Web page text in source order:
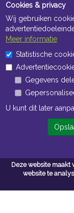
Deze website maakt
website te
Navigatie
Algemene
Privacy
Cookies & privacy
Wij gebruiken
Meer informatie
Statistische
Gegevens
U kunt dit later